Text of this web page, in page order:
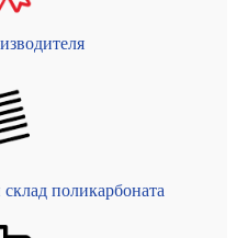
поликарбоната